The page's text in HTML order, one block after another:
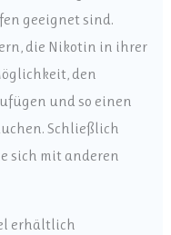
geeignet sind.
die Nikotin in ihrer
den
und so einen
Schließlich
sich mit anderen
erhältlich